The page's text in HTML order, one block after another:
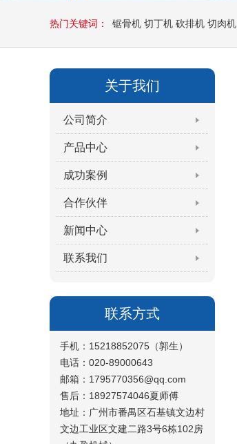
热门关键词： 锯骨机 切丁机 砍排机 切肉机
关于我们
公司简介
产品中心
成功案例
合作伙伴
新闻中心
联系我们
联系方式
手机：15218852075（郭生）
电话：020-89000643
邮箱：1795770356@qq.com
售后：18927574046夏师傅
地址：广州市番禺区石基镇文边村
文边工业区文建二路3号6栋102房